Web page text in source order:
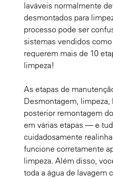
laváveis normalmente
desmontados para
processo pode ser
sistemas vendidos
requerem mais de 10
limpeza!
As etapas de
Desmontagem, limpeza,
posterior remontagem
em várias etapas — e
cuidadosamente
funcione corretamente
limpeza. Além disso,
toda a água de lavagem